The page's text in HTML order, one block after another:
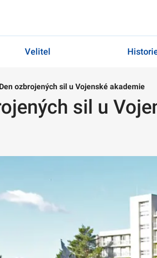
Velitel
Den ozbrojených sil u Vojenské akademie
sil u